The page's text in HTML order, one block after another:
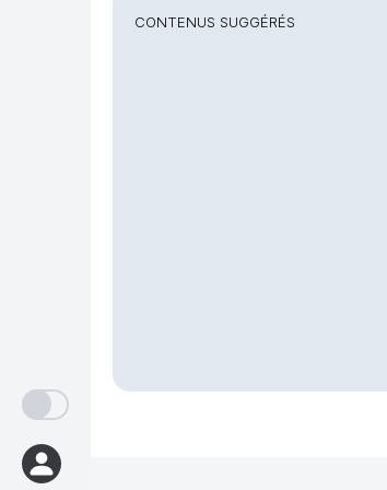
CONTENUS SUGGÉRÉS